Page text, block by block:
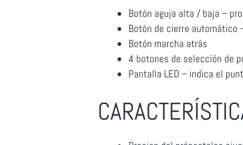
Botón aguja alta / baja –
Botón de cierre automático
Botón marcha atrás
4 botones de selección de
Pantalla LED – indica el